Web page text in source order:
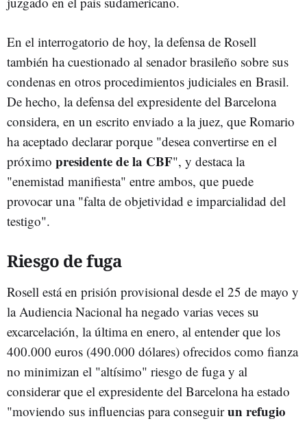
En el interrogatorio de hoy, la defensa de Rosell
también ha cuestionado al senador brasileño sobre sus
condenas en otros procedimientos judiciales en Brasil.
De hecho, la defensa del expresidente del Barcelona
considera, en un escrito enviado a la juez, que Romario
ha aceptado declarar porque "desea convertirse en el
próximo presidente de la CBF", y destaca la
"enemistad manifiesta" entre ambos, que puede
provocar una "falta de objetividad e imparcialidad del
testigo".
Riesgo de fuga
Rosell está en prisión provisional desde el 25 de mayo y
la Audiencia Nacional ha negado varias veces su
excarcelación, la última en enero, al entender que los
400.000 euros (490.000 dólares) ofrecidos como fianza
no minimizan el "altísimo" riesgo de fuga y al
considerar que el expresidente del Barcelona ha estado
"moviendo sus influencias para conseguirun refugio